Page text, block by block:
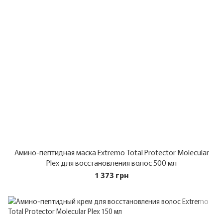
Амино-пептидная маска Extremo Total Protector Molecular
Plex для восстановления волос 500 мл
1 373 грн